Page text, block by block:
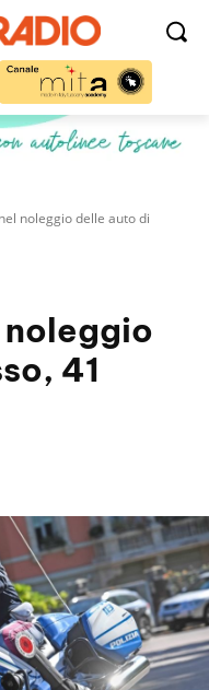
noleggio delle auto di
noleggio
41